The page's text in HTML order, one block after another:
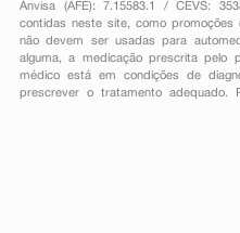
Anvisa (AFE): 7.15583.1 / CEVS:
contidas neste site, como
não devem ser usadas para
alguma, a medicação prescrita pelo
médico está em condições de
prescrever o tratamento adequado.